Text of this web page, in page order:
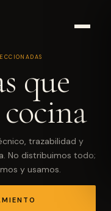
que
trazabilidad y
No distribuimos todo;
y usamos.